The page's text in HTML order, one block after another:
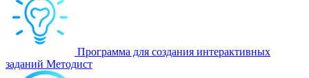
Программа для создания интерактивных
заданий Методист